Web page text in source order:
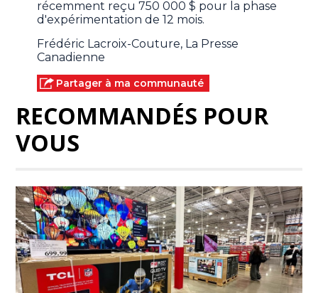
récemment reçu 750 000 $ pour la phase
d'expérimentation de 12 mois.
Frédéric Lacroix-Couture, La Presse
Canadienne
Partager à ma communauté
RECOMMANDÉS POUR
VOUS